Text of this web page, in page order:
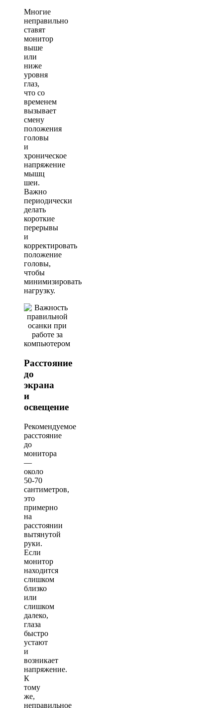
Многие
неправильно
ставят
монитор
выше
или
ниже
уровня
глаз,
что со
временем
вызывает
смену
положения
головы
и
хроническое
напряжение
мышц
шеи.
Важно
периодически
делать
короткие
перерывы
и
корректировать
положение
головы,
чтобы
минимизировать
нагрузку.
Расстояние
до
экрана
и
освещение
Рекомендуемое
расстояние
до
монитора
—
около
50-70
сантиметров,
это
примерно
на
расстоянии
вытянутой
руки.
Если
монитор
находится
слишком
близко
или
слишком
далеко,
глаза
быстро
устают
и
возникает
напряжение.
К
тому
же,
неправильное